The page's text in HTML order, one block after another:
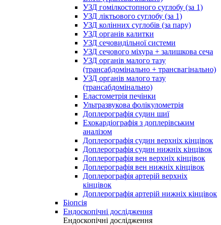
УЗД гомілкостопного суглобу (за 1)
УЗД ліктьового суглобу (за 1)
УЗД колінних суглобів (за пару)
УЗД органів калитки
УЗД сечовидільної системи
УЗД сечового міхура + залишкова сеча
УЗД органів малого тазу
(трансабдомінально + трансвагінально)
УЗД органів малого тазу
(трансабдомінально)
Еластометрія печінки
Ультразвукова фолікулометрія
Доплерографія судин шиї
Ехокардіографія з доплерівським
аналізом
Доплерографія судин верхніх кінцівок
Доплерографія судин нижніх кінцівок
Доплерографія вен верхніх кінцівок
Доплерографія вен нижніх кінцівок
Доплерографія артерій верхніх
кінцівок
Доплерографія артерій нижніх кінцівок
Біопсія
Ендоскопічні дослідження
Ендоскопічні дослідження